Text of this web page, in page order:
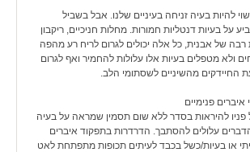
להיות בעיה זניחה בעיניים שלנו. אבל בשביל
על בעיות דנטליות חמורות. מחלות חניכיים, ריקבון
רבה של אבנית, כל אלה יכולים לגרום לריח רע מהפה
ולא מטפלים בעיות אלו עלולות להחמיר ואף לגרום
החיידקים מהשיניים לשסתומי הלב.
פניו להיראות בסדר ללא שום תסמין שמראה על בעיה
עלולים להסתבך. הדרדרות בתפקוד איברים
או בעיות/כשל בכבד לעיתים תכופות מתפתחת לאט